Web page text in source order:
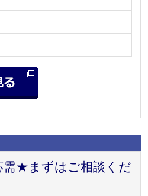
需★まずはご相談くだ